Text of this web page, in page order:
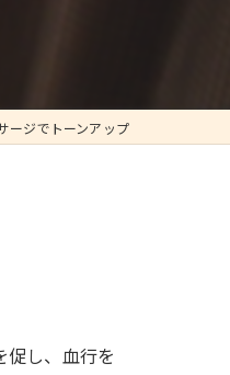
ージでトーンアップ
促し、血行を